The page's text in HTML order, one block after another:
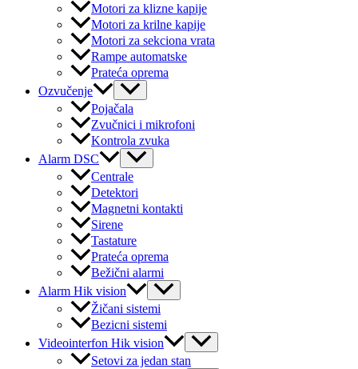
Motori za klizne kapije
Motori za krilne kapije
Motori za sekciona vrata
Rampe automatske
Prateća oprema
Ozvučenje
Menu
Toggle
Pojačala
Zvučnici i mikrofoni
Kontrola zvuka
Alarm DSC
Menu
Toggle
Centrale
Detektori
Magnetni kontakti
Sirene
Tastature
Prateća oprema
Bežični alarmi
Alarm Hik vision
Menu
Toggle
Žičani sistemi
Bezicni sistemi
Videointerfon Hik vision
Menu
Toggle
Setovi za jedan stan